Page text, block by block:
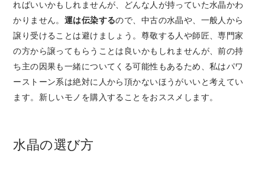
ればいいかもしれませんが、どんな人が持っていた水晶かわ
かりません。 運は伝染するので、中古の水晶や、一般人から
譲り受けることは避けましょう。尊敬する人や師匠、専門家
の方から譲ってもらうことは良いかもしれませんが、前の持
ち主の因果も一緒についてくる可能性もあるため、私はパワ
ーストーン系は絶対に人から頂かないほうがいいと考えてい
ます。新しいモノを購入することをおススメします。
水晶の選び方